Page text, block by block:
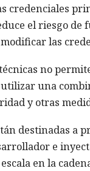
credenciales
el riesgo de
modificar las
no
una
y otras
destinadas a
e
en la